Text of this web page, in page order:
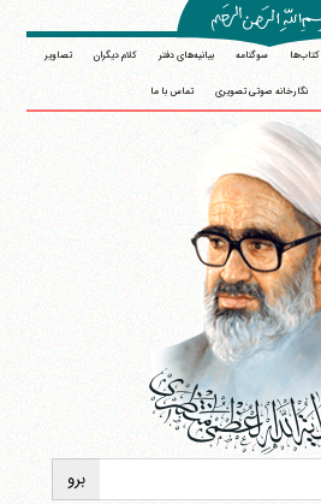
کتاب‌ها سوگنامه بیانیه‌های دفتر کلام دیگران تصاویر
نگارخانه صوتی تصویری تماس با ما